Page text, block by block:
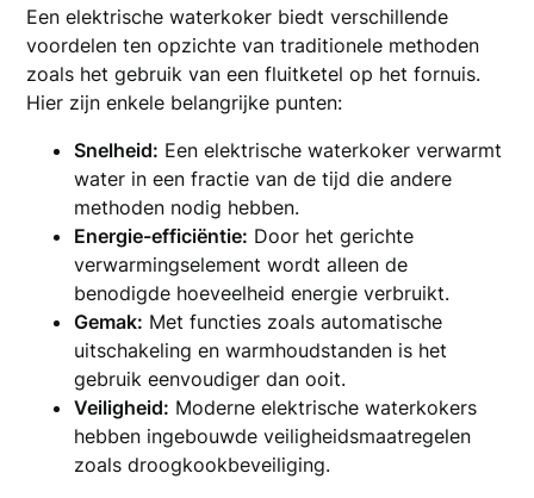
Een elektrische waterkoker biedt verschillende
voordelen ten opzichte van traditionele methoden
zoals het gebruik van een fluitketel op het fornuis.
Hier zijn enkele belangrijke punten:
Snelheid: Een elektrische waterkoker verwarmt
water in een fractie van de tijd die andere
methoden nodig hebben.
Energie-efficiëntie: Door het gerichte
verwarmingselement wordt alleen de
benodigde hoeveelheid energie verbruikt.
Gemak: Met functies zoals automatische
uitschakeling en warmhoudstanden is het
gebruik eenvoudiger dan ooit.
Veiligheid: Moderne elektrische waterkokers
hebben ingebouwde veiligheidsmaatregelen
zoals droogkookbeveiliging.